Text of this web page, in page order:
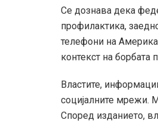
Се дознава дека
профилактика,
телефони на
контекст на борбата
Властите,
социјалните мрежи.
Според изданието,